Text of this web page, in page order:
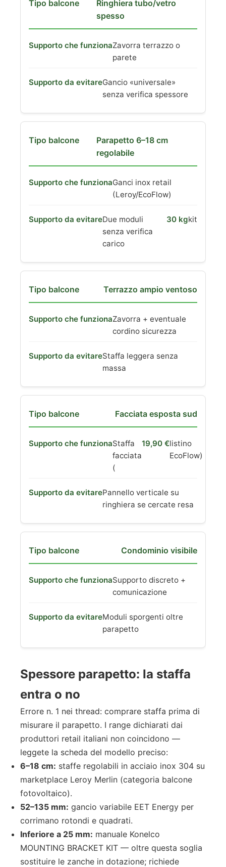
Ringhiera tubo/vetro
spesso
Zavorra terrazzo o
parete
Gancio «universale»
senza verifica spessore
Parapetto 6–18 cm
regolabile
Ganci inox retail
(Leroy/EcoFlow)
Due moduli
senza verifica
carico
30 kgkit
Terrazzo ampio ventoso
Zavorra + eventuale
cordino sicurezza
Staffa leggera senza
massa
Facciata esposta sud
Staffa
facciata
(
19,90 €listino
EcoFlow)
Pannello verticale su
ringhiera se cercate resa
Condominio visibile
Supporto discreto +
comunicazione
Moduli sporgenti oltre
parapetto
Spessore parapetto: la staffa
entra o no
Errore n. 1 nei thread: comprare staffa prima di
misurare il parapetto. I range dichiarati dai
produttori retail italiani non coincidono —
leggete la scheda del modello preciso:
6–18 cm: staffe regolabili in acciaio inox 304 su
marketplace Leroy Merlin (categoria balcone
fotovoltaico).
52–135 mm: gancio variabile EET Energy per
corrimano rotondi e quadrati.
Inferiore a 25 mm: manuale Konelco
MOUNTING BRACKET KIT — oltre questa soglia
sostituire le zanche in dotazione; richiede